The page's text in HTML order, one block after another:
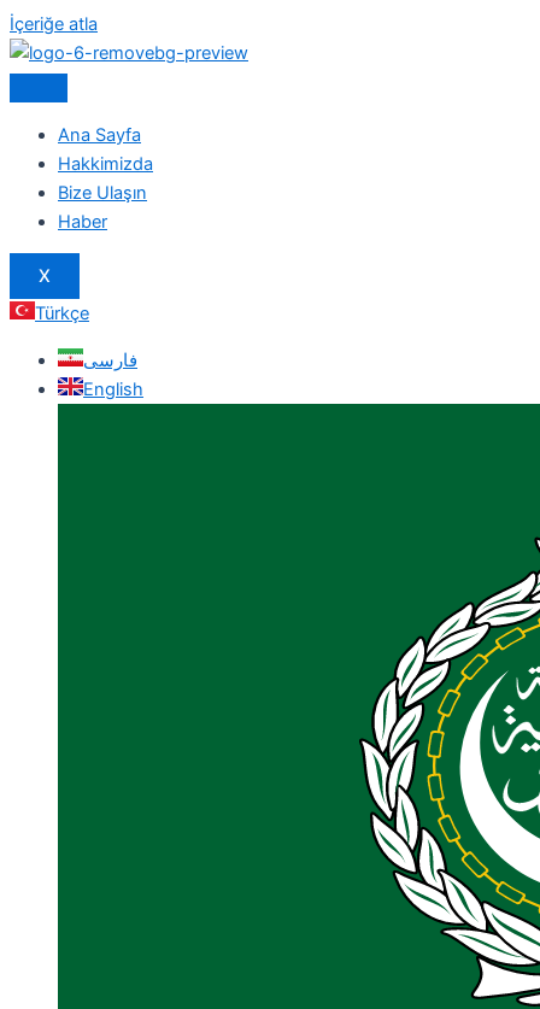
İçeriğe atla
Ana Sayfa
Hakkimizda
Bize Ulaşın
Haber
X
Türkçe
فارسی
English